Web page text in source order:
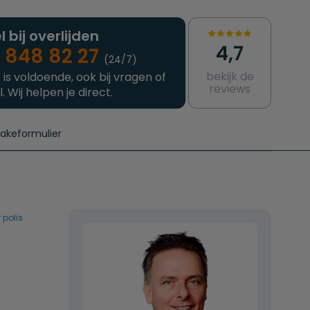
bij overlijden
82 27 (24/7)
voldoende, ook bij vragen of
Wij helpen je direct.
4,7
bekijk de
reviews
polis